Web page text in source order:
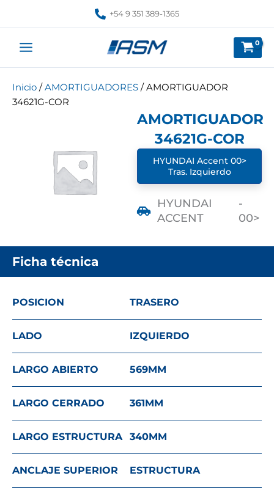
+54 9 351 389-1365
Inicio /AMORTIGUADORES / AMORTIGUADOR
34621G-COR
AMORTIGUADOR
34621G-COR
HYUNDAI Accent 00>
Tras. Izquierdo
HYUNDAI
ACCENT
-
00>
Ficha técnica
POSICION TRASERO
LADO IZQUIERDO
LARGO ABIERTO 569MM
LARGO CERRADO 361MM
LARGO ESTRUCTURA 340MM
ANCLAJE SUPERIOR ESTRUCTURA